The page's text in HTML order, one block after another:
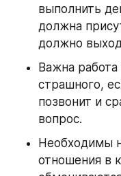
выполнить
должна
должно
Важна
страшного,
позвонит и
вопрос.
Необходимы
отношения в